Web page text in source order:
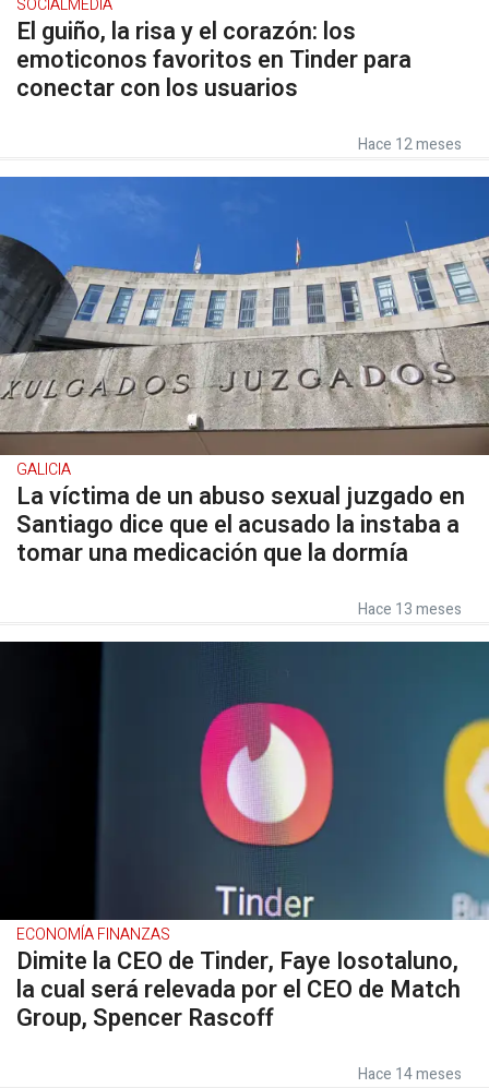
SOCIALMEDIA
El guiño, la risa y el corazón: los
emoticonos favoritos en Tinder para
conectar con los usuarios
Hace 12 meses
GALICIA
La víctima de un abuso sexual juzgado en
Santiago dice que el acusado la instaba a
tomar una medicación que la dormía
Hace 13 meses
ECONOMÍA FINANZAS
Dimite la CEO de Tinder, Faye Iosotaluno,
la cual será relevada por el CEO de Match
Group, Spencer Rascoff
Hace 14 meses